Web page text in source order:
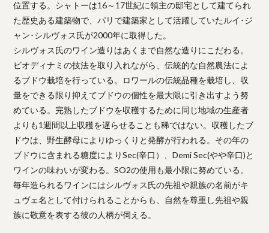
位置する。シャトーは16～17世紀に領主の邸宅として建てられ
た歴史ある建築物で、パリで建築家として活躍していたルイ･ジ
ャン･シルヴォス氏が2000年に取得した。
シルヴォス氏のワイン造りはあくまで自然な造りにこだわる。
ビオディナミの技法を取り入れながら、伝統的な自然農法によ
るブドウ栽培を行っている。ロワールの伝統品種を栽培し、収
量をできる限り抑えてブドウの個性を最大限に引き出すよう努
めている。完熟したブドウを収穫するために同じ地域の生産者
よりも1週間以上収穫を遅らせることも稀ではない。収穫したブ
ドウは、野生酵母によりゆっくりと発酵が行われる。その年の
ブドウに含まれる糖度によりSec(辛口）、Demi Sec(やや辛口)と
ワインの味わいが変わる。SO2の使用も最小限に努めている。
毎年造られるワインにはシルヴォス氏の先祖や親族の名前がキ
ュヴェ名として付けられることからも、自然を尊重し先祖や親
族に敬意を表する彼の人柄が伺える。